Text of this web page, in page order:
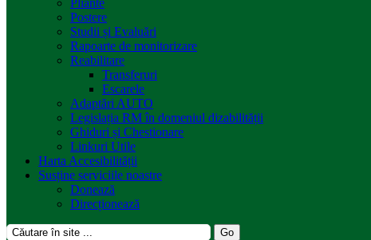
Pliante
Postere
Studii și Evaluări
Rapoarte de monitorizare
Reabilitare
Transferuri
Escarele
Adaptări AUTO
Legislația RM în domeniul dizabilității
Ghiduri și Chestionare
Linkuri Utile
Harta Accesibilității
Susține serviciile noastre
Donează
Direcționează